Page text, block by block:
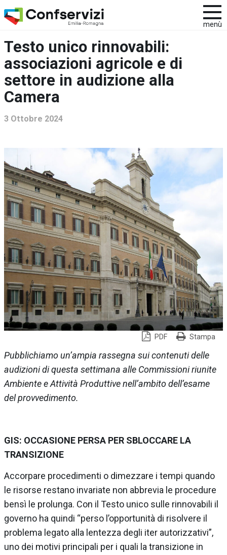
menù
Testo unico rinnovabili:
associazioni agricole e di
settore in audizione alla
Camera
3 Ottobre 2024
PDF Stampa
Pubblichiamo un’ampia rassegna sui contenuti delle
audizioni di questa settimana alle Commissioni riunite
Ambiente e Attività Produttive nell’ambito dell’esame
del provvedimento.
GIS: OCCASIONE PERSA PER SBLOCCARE LA
TRANSIZIONE
Accorpare procedimenti o dimezzare i tempi quando
le risorse restano invariate non abbrevia le procedure
bensì le prolunga. Con il Testo unico sulle rinnovabili il
governo ha quindi “perso l’opportunità di risolvere il
problema legato alla lentezza degli iter autorizzativi”,
uno dei motivi principali per i quali la transizione in